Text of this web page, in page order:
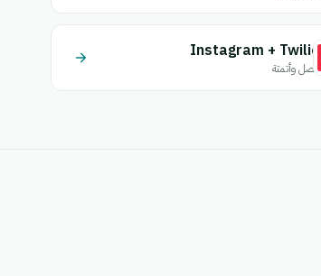
Instagram + Twilio
اتصل وأتمتة